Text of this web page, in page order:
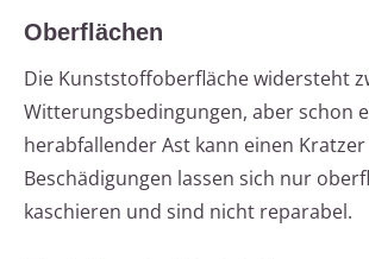
Oberflächen
Die Kunststoffoberfläche widersteht
Witterungsbedingungen, aber schon
herabfallender Ast kann einen
Beschädigungen lassen sich nur
kaschieren und sind nicht reparabel.